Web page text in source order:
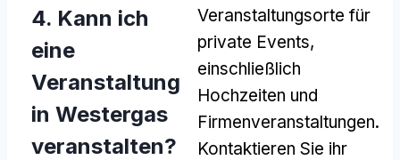
4. Kann ich
eine
Veranstaltung
in Westergas
veranstalten?
Veranstaltungsorte für
private Events,
einschließlich
Hochzeiten und
Firmenveranstaltungen.
Kontaktieren Sie ihr